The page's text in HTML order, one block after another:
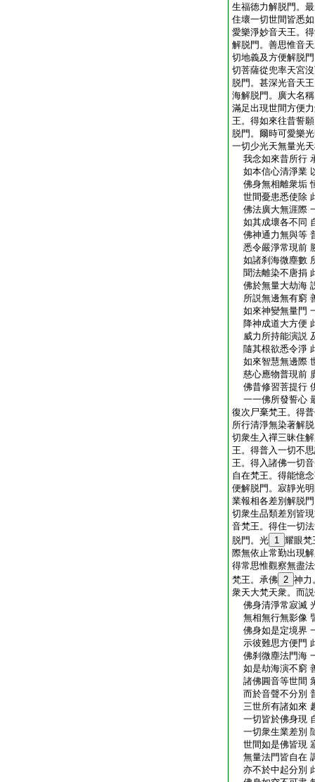
生福徳力解脱門。
住壞一切世間皆悉
愛樂淨妙音天王。
解脱門。善思惟音
切地義及方便解脱
切菩薩從兜率天宮
脱門。甚深光音天
海解脱門。廣大名
滿足出現世間方便
王。得如來往昔誓
脱門。爾時可愛樂
一切少光天無量光
我念如來昔所行
如本信心清淨業
佛身無相離衆垢
世間憂患悉使除
佛法廣大無涯際
如其成壞各不同
佛神通力無與等
悉令嚴淨常現前
如諸刹海微塵數
聞法離染不唐捐
佛於無量大劫海
所説無邊無有窮
如來神變無量門
降神成道大方便
威力所持能演説
隨其根欲悉令淨
如來智慧無邊際
慈心應物普現前
佛昔修習菩提行
一一佛所發誓心
復次尸棄梵王。得
所行清淨無染著解
切衆生入禪三昧住
王。得普入一切不
王。得入諸佛一切
自在梵王。得能憶
便解脱門。寂靜光
業報相各差別解脱
切衆生品類差別皆
音梵王。得住一切
脱門。光 1 耀眼梵
際無依止常勤出現
得常思惟觀察無盡
梵王。承佛 2 神力
衆天大梵天衆。而
佛身清淨常寂滅
無相無行無影像
佛身如是定境界
示彼難思方便門
佛刹微塵法門海
如是劫海演不窮
諸佛圓音等世間
而於音聲不分別
三世所有諸如來
一切皆於佛身現
一切衆生業差別
世間如是佛皆現
無量法門皆自在
亦不於中起分別